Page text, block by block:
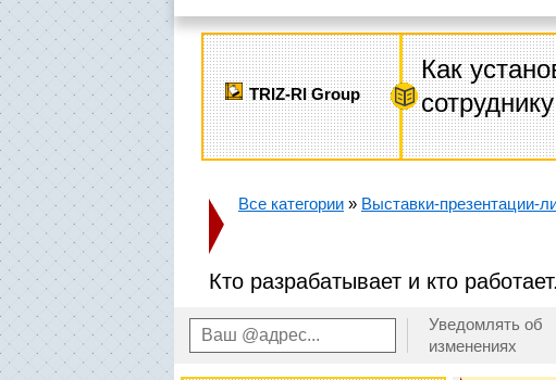
TRIZ-RI Group
Как
сотруднику
Все категории » Выставки-презентации-
Кто разрабатывает и кто
Уведомлять об
изменениях